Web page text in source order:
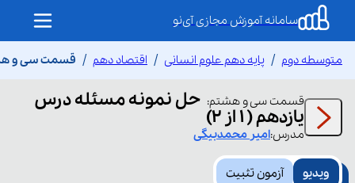
سامانه آموزش مجازی آی‌نو
متوسطه دوم پایه دهم علوم انسانی اقتصاد دهم قسمت سی و
قسمت سی و هشتم: حل نمونه مسئله درس
یازدهم ( 1 از 2)
مدرس:امیر محمدبیگی
ویدیو آزمون تثبیت